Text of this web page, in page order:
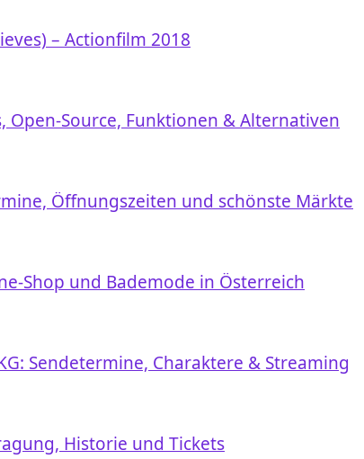
– Actionfilm 2018
Open-Source, Funktionen & Alternativen
Öffnungszeiten und schönste Märkte
Shop und Bademode in Österreich
Sendetermine, Charaktere & Streaming
Historie und Tickets